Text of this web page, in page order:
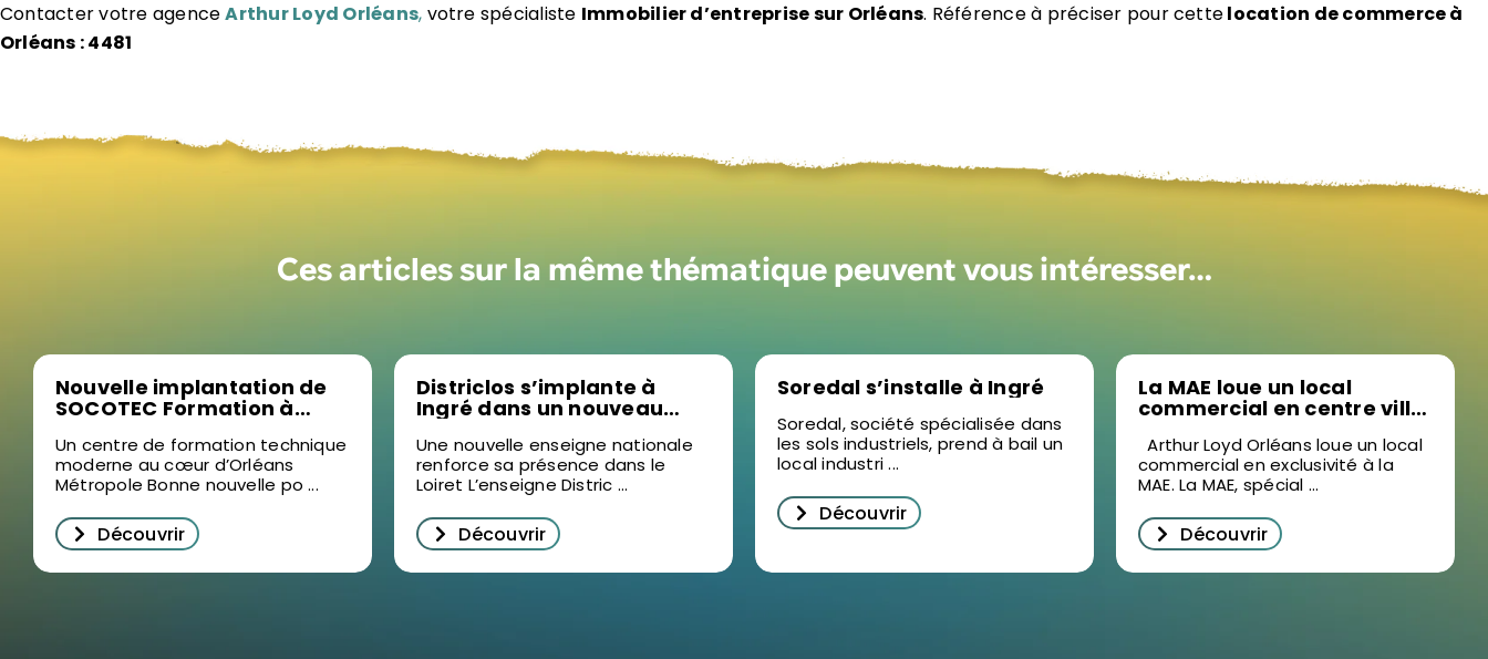
Contacter votre agenceArthur Loyd Orléans, votre spécialiste Immobilier d’entreprise sur Orléans. Référence à préciser pour cettelocation de commerce à
Orléans : 4481
Ces articles sur la même thématique peuvent vous intéresser…
Nouvelle implantation de
SOCOTEC Formation à
formation professionnelle
dans le Loiret
Un centre de formation technique
moderne au cœur d’Orléans
Métropole Bonne nouvelle po ...
Découvrir
Districlos s’implante à
Ingré dans un nouveau
Une nouvelle enseigne nationale
renforce sa présence dans le
Loiret L’enseigne Distric ...
Découvrir
Soredal s’installe à Ingré
Soredal, société spécialisée dans
les sols industriels, prend à bail un
local industri ...
Découvrir
La MAE loue un local
commercial en centre ville
Arthur Loyd Orléans loue un local
commercial en exclusivité à la
MAE. La MAE, spécial ...
Découvrir